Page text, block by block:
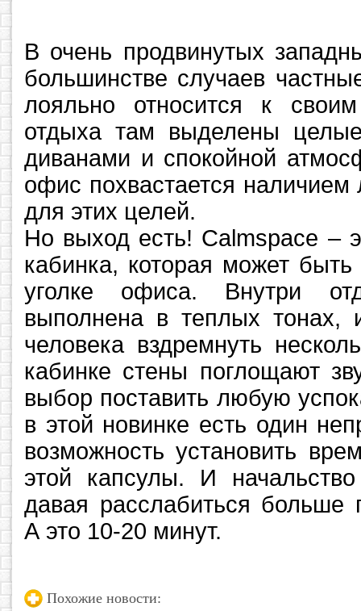
В очень продвинутых
большинстве случаев
лояльно относится к
отдыха там выделены
диванами и спокойной
офис похвастается наличием
для этих целей.
Но выход есть! Calmspace –
кабинка, которая может
уголке офиса. Внутри
выполнена в теплых тонах,
человека вздремнуть
кабинке стены поглощают
выбор поставить любую
в этой новинке есть один
возможность установить
этой капсулы. И
давая расслабиться больше
А это 10-20 минут.
Похожие новости: